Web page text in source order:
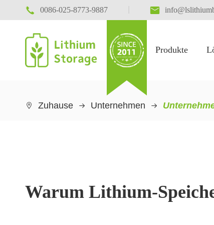
 0086-025-8773-9887 
Produkte
 Zuhause Unternehmen
Warum Lithium-